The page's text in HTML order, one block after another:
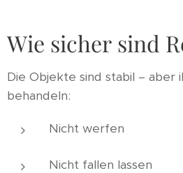
Wie sicher sind
Die Objekte sind stabil – aber
behandeln:
Nicht werfen
Nicht fallen lassen